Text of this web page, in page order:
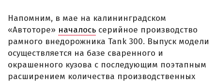
Напомним, в мае на калининградском
«Автоторе» началось серийное производство
рамного внедорожника Tank 300. Выпуск модели
осуществляется на базе сваренного и
окрашенного кузова с последующим поэтапным
расширением количества производственных